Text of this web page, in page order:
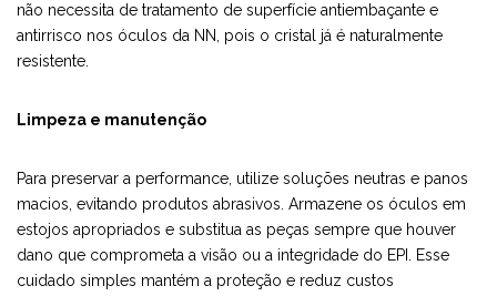
não necessita de tratamento de superfície antiembaçante e
antirrisco nos óculos da NN, pois o cristal já é naturalmente
resistente.
Limpeza e manutenção
Para preservar a performance, utilize soluções neutras e panos
macios, evitando produtos abrasivos. Armazene os óculos em
estojos apropriados e substitua as peças sempre que houver
dano que comprometa a visão ou a integridade do EPI. Esse
cuidado simples mantém a proteção e reduz custos